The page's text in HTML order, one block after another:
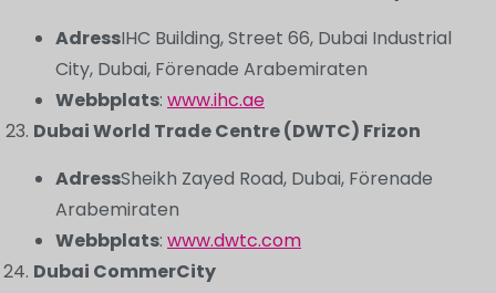
AdressIHC Building, Street 66, Dubai Industrial
City, Dubai, Förenade Arabemiraten
Webbplats: www.ihc.ae
Dubai World Trade Centre (DWTC) Frizon
AdressSheikh Zayed Road, Dubai, Förenade
Arabemiraten
Webbplats: www.dwtc.com
Dubai CommerCity